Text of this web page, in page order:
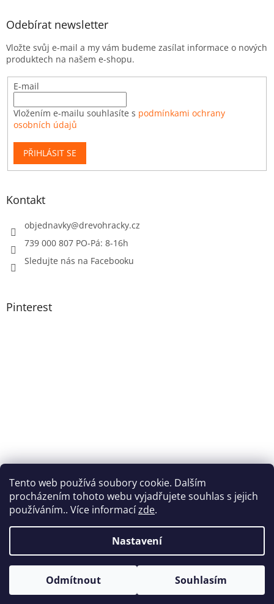
Tento web používá soubory cookie. Dalším
procházením tohoto webu vyjadřujete souhlas s jejich
používáním.. Více informacízde.
Nastavení
Odmítnout Souhlasím
Odebírat newsletter
Vložte svůj e-mail a my vám budeme zasílat informace o nových
produktech na našem e-shopu.
E-mail
Vložením e-mailu souhlasíte s podmínkami ochrany
osobních údajů
PŘIHLÁSIT SE
Kontakt
objednavky@drevohracky.cz
739 000 807 PO-Pá: 8-16h
Sledujte nás na Facebooku
Pinterest
Vytvořil Shoptet
Copyright 2026Nabytek-vencl.cz . Všechna práva vyhrazena.